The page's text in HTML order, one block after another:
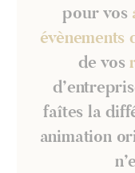
pour vos
évènements
de vos
faîtes la
animation